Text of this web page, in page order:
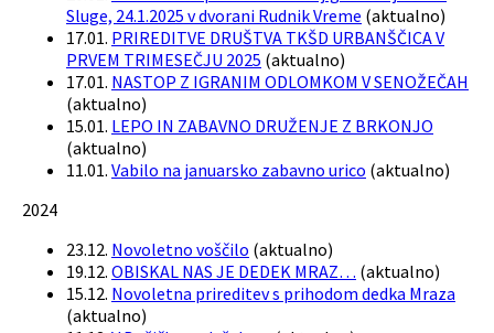
Sluge, 24.1.2025 v dvorani Rudnik Vreme (aktualno)
17.01. PRIREDITVE DRUŠTVA TKŠD URBANŠČICA V
PRVEM TRIMESEČJU 2025 (aktualno)
17.01. NASTOP Z IGRANIM ODLOMKOM V SENOŽEČAH
(aktualno)
15.01. LEPO IN ZABAVNO DRUŽENJE Z BRKONJO
(aktualno)
11.01. Vabilo na januarsko zabavno urico (aktualno)
2024
23.12. Novoletno voščilo (aktualno)
19.12. OBISKAL NAS JE DEDEK MRAZ… (aktualno)
15.12. Novoletna prireditev s prihodom dedka Mraza
(aktualno)